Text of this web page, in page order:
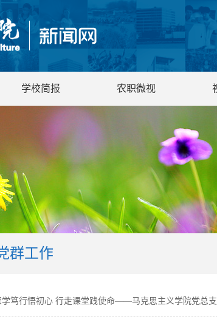
学校简报 农职微视
群工作
学笃行悟初心 行走课堂践使命——马克思主义学院党总